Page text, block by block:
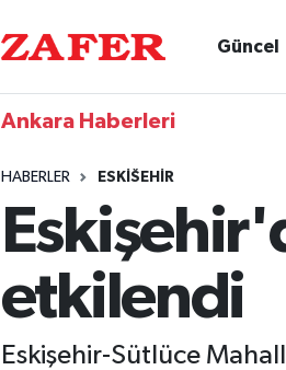
Güncel
Ankara Haberleri
HABERLER ESKIŠEHIR
etkilendi
Eskişehir-Sütlüce